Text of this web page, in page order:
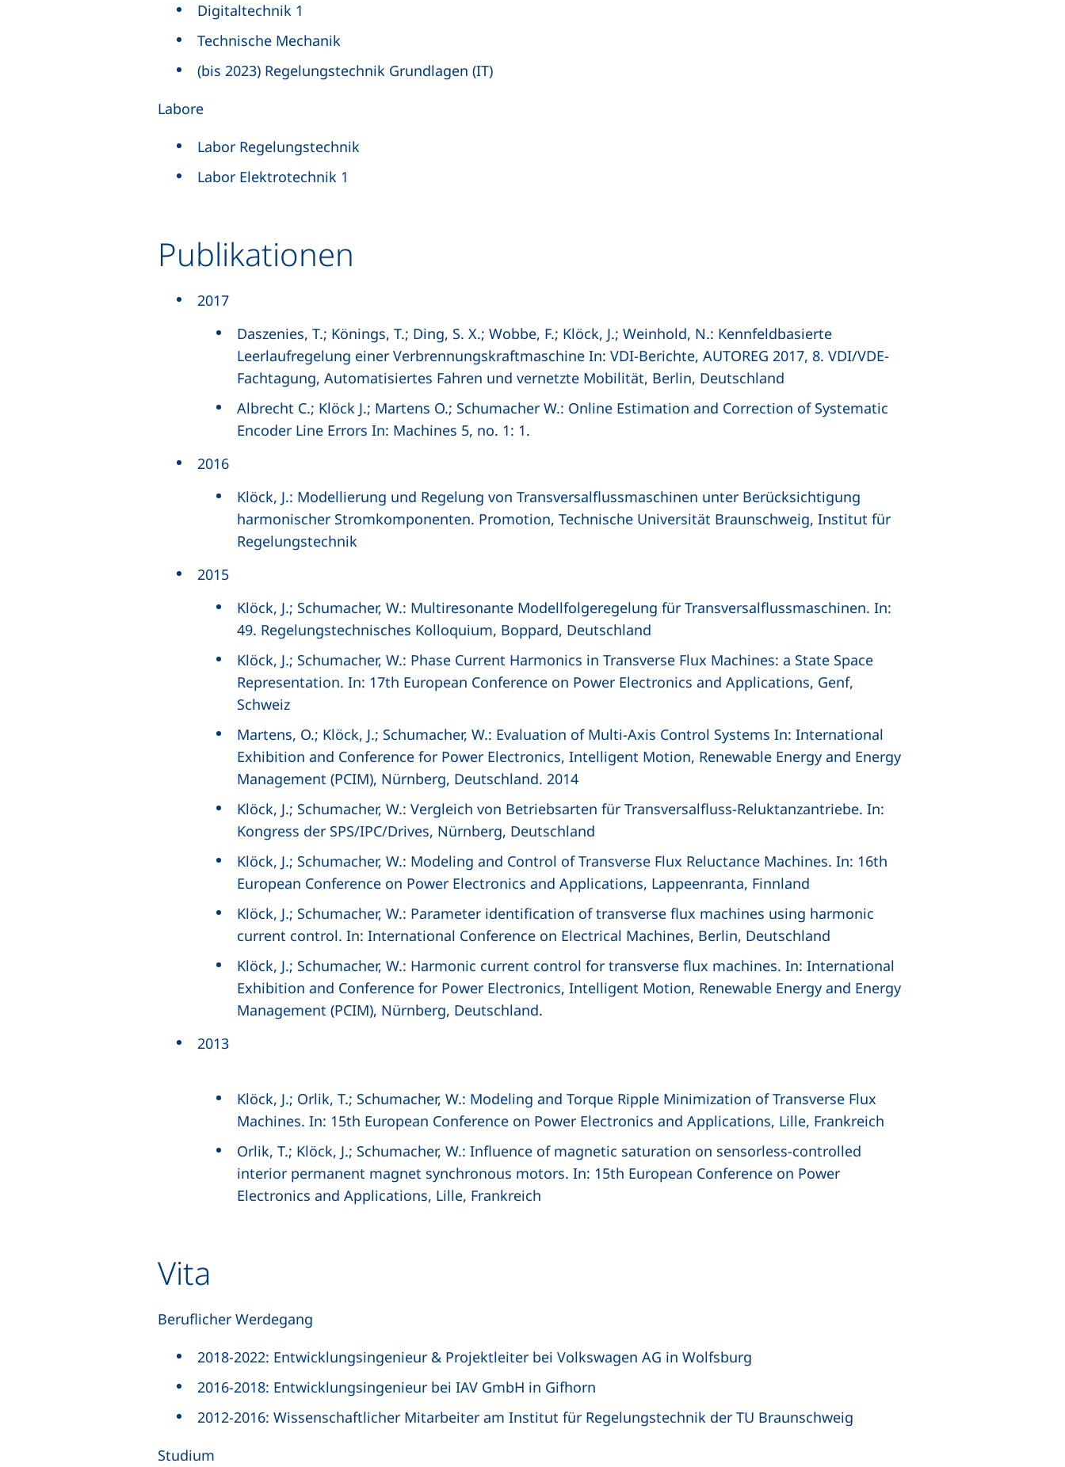
Digitaltechnik 1
Technische Mechanik
(bis 2023) Regelungstechnik Grundlagen (IT)
Labore
Labor Regelungstechnik
Labor Elektrotechnik 1
Publikationen
2017
Daszenies, T.; Könings, T.; Ding, S. X.; Wobbe, F.; Klöck, J.; Weinhold, N.: Kennfeldbasierte
Leerlaufregelung einer Verbrennungskraftmaschine In: VDI-Berichte, AUTOREG 2017, 8. VDI/VDE-
Fachtagung, Automatisiertes Fahren und vernetzte Mobilität, Berlin, Deutschland
Albrecht C.; Klöck J.; Martens O.; Schumacher W.: Online Estimation and Correction of Systematic
Encoder Line Errors In: Machines 5, no. 1: 1.
2016
Klöck, J.: Modellierung und Regelung von Transversalflussmaschinen unter Berücksichtigung
harmonischer Stromkomponenten. Promotion, Technische Universität Braunschweig, Institut für
Regelungstechnik
2015
Klöck, J.; Schumacher, W.: Multiresonante Modellfolgeregelung für Transversalflussmaschinen. In:
49. Regelungstechnisches Kolloquium, Boppard, Deutschland
Klöck, J.; Schumacher, W.: Phase Current Harmonics in Transverse Flux Machines: a State Space
Representation. In: 17th European Conference on Power Electronics and Applications, Genf,
Schweiz
Martens, O.; Klöck, J.; Schumacher, W.: Evaluation of Multi-Axis Control Systems In: International
Exhibition and Conference for Power Electronics, Intelligent Motion, Renewable Energy and Energy
Management (PCIM), Nürnberg, Deutschland. 2014
Klöck, J.; Schumacher, W.: Vergleich von Betriebsarten für Transversalfluss-Reluktanzantriebe. In:
Kongress der SPS/IPC/Drives, Nürnberg, Deutschland
Klöck, J.; Schumacher, W.: Modeling and Control of Transverse Flux Reluctance Machines. In: 16th
European Conference on Power Electronics and Applications, Lappeenranta, Finnland
Klöck, J.; Schumacher, W.: Parameter identification of transverse flux machines using harmonic
current control. In: International Conference on Electrical Machines, Berlin, Deutschland
Klöck, J.; Schumacher, W.: Harmonic current control for transverse flux machines. In: International
Exhibition and Conference for Power Electronics, Intelligent Motion, Renewable Energy and Energy
Management (PCIM), Nürnberg, Deutschland.
2013
Klöck, J.; Orlik, T.; Schumacher, W.: Modeling and Torque Ripple Minimization of Transverse Flux
Machines. In: 15th European Conference on Power Electronics and Applications, Lille, Frankreich
Orlik, T.; Klöck, J.; Schumacher, W.: Influence of magnetic saturation on sensorless-controlled
interior permanent magnet synchronous motors. In: 15th European Conference on Power
Electronics and Applications, Lille, Frankreich
Vita
Beruflicher Werdegang
2018-2022: Entwicklungsingenieur & Projektleiter bei Volkswagen AG in Wolfsburg
2016-2018: Entwicklungsingenieur bei IAV GmbH in Gifhorn
2012-2016: Wissenschaftlicher Mitarbeiter am Institut für Regelungstechnik der TU Braunschweig
Studium